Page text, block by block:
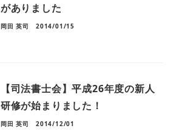
がありました
岡田 英司 2014/01/15
【司法書士会】平成26年度の新人
研修が始まりました！
岡田 英司 2014/12/01